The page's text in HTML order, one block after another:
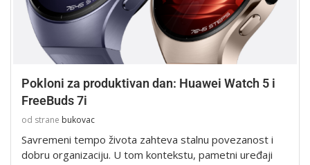
Pokloni za produktivan dan: Huawei Watch 5 i
FreeBuds 7i
od strane bukovac
Savremeni tempo života zahteva stalnu povezanost i
dobru organizaciju. U tom kontekstu, pametni uređaji